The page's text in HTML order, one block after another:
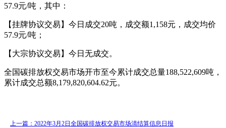
57.9元/吨，其中：
【挂牌协议交易】今日成交20吨，成交额1,158元，成交均价
57.9元/吨；
【大宗协议交易】今日无成交。
全国碳排放权交易市场开市至今累计成交总量188,522,609吨，
累计成交总额8,179,820,604.62元。
上一篇：2022年3月2日全国碳排放权交易市场清结算信息日报